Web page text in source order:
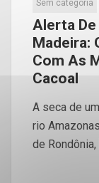
Sem categoria
Alerta
Madeira:
Com As
Cacoal
A seca de
rio
de Rondônia,